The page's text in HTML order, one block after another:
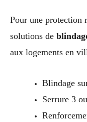
Pour une protection
solutions de
aux logements en
Blindage
Serrure 3